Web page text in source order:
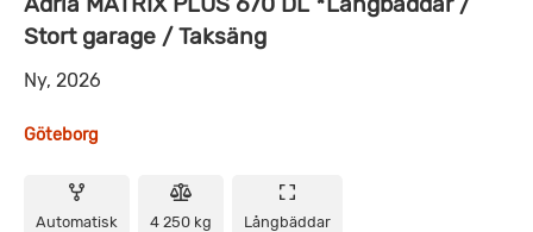
Stort garage / Taksäng
Ny, 2026
Göteborg
Automatisk 4 250 kg Långbäddar